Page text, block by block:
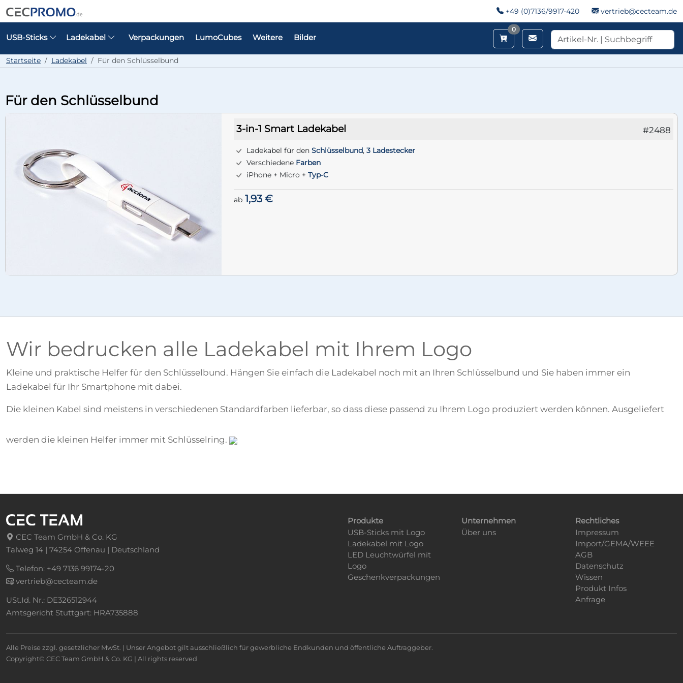
+49 (0)7136/9917-420 vertrieb@cecteam.de
USB-Sticks Ladekabel Verpackungen LumoCubes Weitere Bilder
0Merkzettel
Startseite Ladekabel Für den Schlüsselbund
Für den Schlüsselbund
3-in-1 Smart Ladekabel #2488
Ladekabel für den Schlüsselbund, 3 Ladestecker
Verschiedene Farben
iPhone + Micro + Typ-C
ab1,93 €
Wir bedrucken alle Ladekabel mit Ihrem Logo
Kleine und praktische Helfer für den Schlüsselbund. Hängen Sie einfach die Ladekabel noch mit an Ihren Schlüsselbund und Sie haben immer ein
Ladekabel für Ihr Smartphone mit dabei.
Die kleinen Kabel sind meistens in verschiedenen Standardfarben lieferbar, so dass diese passend zu Ihrem Logo produziert werden können. Ausgeliefert
werden die kleinen Helfer immer mit Schlüsselring.
CEC Team GmbH & Co. KG
Talweg 14 | 74254 Offenau | Deutschland
Telefon: +49 7136 99174-20
vertrieb@cecteam.de
USt.Id. Nr.: DE326512944
Amtsgericht Stuttgart: HRA735888
Produkte
USB-Sticks mit Logo
Ladekabel mit Logo
LED Leuchtwürfel mit
Logo
Geschenkverpackungen
Unternehmen
Über uns
Rechtliches
Impressum
Import/GEMA/WEEE
AGB
Datenschutz
Wissen
Produkt Infos
Anfrage
Alle Preise zzgl. gesetzlicher MwSt. | Unser Angebot gilt ausschließlich für gewerbliche Endkunden und öffentliche Auftraggeber.
Copyright© CEC Team GmbH & Co. KG | All rights reserved